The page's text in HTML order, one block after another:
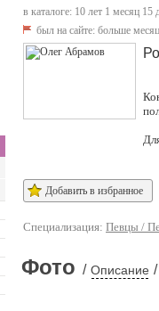
в каталоге: 10 лет 1 месяц 15
был на сайте: больше
Добавить в избранное
Специализация: Певцы /
Фото / Описание /